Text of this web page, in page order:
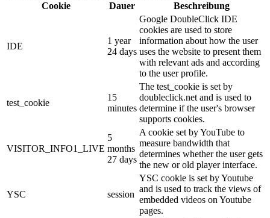
Cookie
Dauer Beschreibung
IDE
1 year
24 days
Google DoubleClick IDE
cookies are used to store
information about how the user
uses the website to present them
with relevant ads and according
to the user profile.
test_cookie
15
minutes
The test_cookie is set by
doubleclick.net and is used to
determine if the user's browser
supports cookies.
VISITOR_INFO1_LIVE
5
months
27 days
A cookie set by YouTube to
measure bandwidth that
determines whether the user gets
the new or old player interface.
YSC session
YSC cookie is set by Youtube
and is used to track the views of
embedded videos on Youtube
pages.